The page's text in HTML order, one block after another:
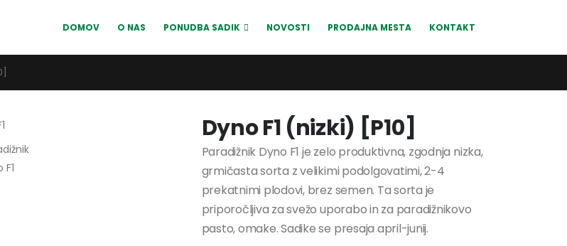
DOMOV O NAS PONUDBA SADIK NOVOSTI PRODAJNA MESTA KONTAKT
Dyno F1 (nizki) [P10]
Paradižnik Dyno F1 je zelo produktivna, zgodnja nizka,
grmičasta sorta z velikimi podolgovatimi, 2-4
prekatnimi plodovi, brez semen. Ta sorta je
priporočljiva za svežo uporabo in za paradižnikovo
pasto, omake. Sadike se presaja april-junij.